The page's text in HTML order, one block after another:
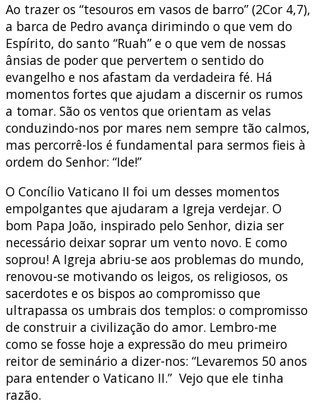
Ao trazer os “tesouros em vasos de barro” (2Cor 4,7),
a barca de Pedro avança dirimindo o que vem do
Espírito, do santo “Ruah” e o que vem de nossas
ânsias de poder que pervertem o sentido do
evangelho e nos afastam da verdadeira fé. Há
momentos fortes que ajudam a discernir os rumos
a tomar. São os ventos que orientam as velas
conduzindo-nos por mares nem sempre tão calmos,
mas percorrê-los é fundamental para sermos fieis à
ordem do Senhor: “Ide!”
O Concílio Vaticano II foi um desses momentos
empolgantes que ajudaram a Igreja verdejar. O
bom Papa João, inspirado pelo Senhor, dizia ser
necessário deixar soprar um vento novo. E como
soprou! A Igreja abriu-se aos problemas do mundo,
renovou-se motivando os leigos, os religiosos, os
sacerdotes e os bispos ao compromisso que
ultrapassa os umbrais dos templos: o compromisso
de construir a civilização do amor. Lembro-me
como se fosse hoje a expressão do meu primeiro
reitor de seminário a dizer-nos: “Levaremos 50 anos
para entender o Vaticano II.” Vejo que ele tinha
razão.